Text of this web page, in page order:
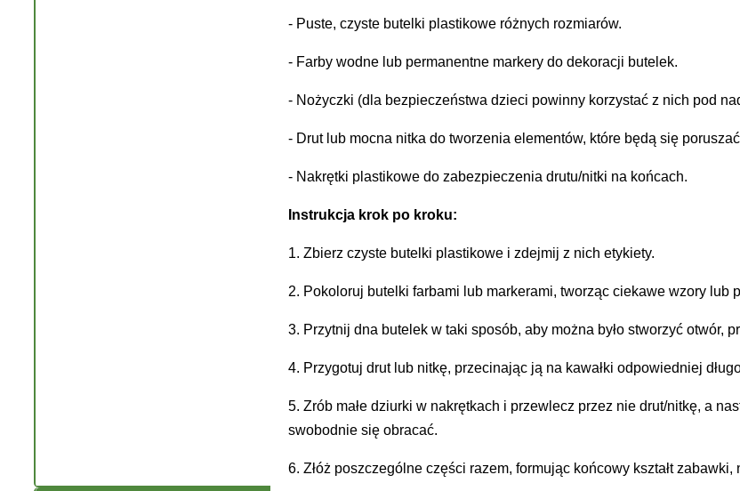
- Puste, czyste butelki plastikowe różnych rozmiarów.
- Farby wodne lub permanentne markery do dekoracji butelek.
- Nożyczki (dla bezpieczeństwa dzieci powinny korzystać z nich pod
- Drut lub mocna nitka do tworzenia elementów, które będą się
- Nakrętki plastikowe do zabezpieczenia drutu/nitki na końcach.
Instrukcja krok po kroku:
1. Zbierz czyste butelki plastikowe i zdejmij z nich etykiety.
2. Pokoloruj butelki farbami lub markerami, tworząc ciekawe wzory lub
3. Przytnij dna butelek w taki sposób, aby można było stworzyć otwór,
4. Przygotuj drut lub nitkę, przecinając ją na kawałki odpowiedniej
5. Zrób małe dziurki w nakrętkach i przewlecz przez nie drut/nitkę, a
swobodnie się obracać.
6. Złóż poszczególne części razem, formując końcowy kształt